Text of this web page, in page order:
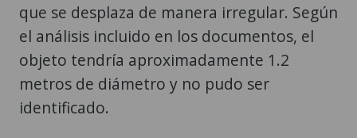
que se desplaza de manera irregular. Según
el análisis incluido en los documentos, el
objeto tendría aproximadamente 1.2
metros de diámetro y no pudo ser
identificado.